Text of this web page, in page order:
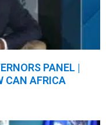
PANEL |
CAN AFRICA